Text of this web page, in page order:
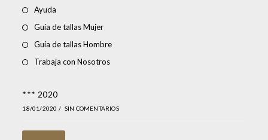
Ayuda
Guía de tallas Mujer
Guía de tallas Hombre
Trabaja con Nosotros
*** 2020
18/01/2020 / SIN COMENTARIOS